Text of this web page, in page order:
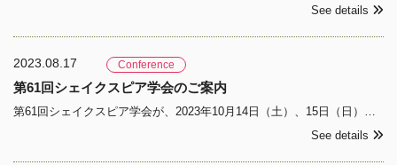
See details
2023.08.17 Conference
第61回シェイクスピア学会のご案内
第61回シェイクスピア学会が、2023年10月14日（土）、15日（日）の2日間にわたり、立正大学品川キャンパス(〒141-8602東京都品川区大崎4-2-16) にて開催されます。会員のみなさまには、8月下旬から9月初旬頃にプログラム・資料が届きます。今大会では、4年
See details